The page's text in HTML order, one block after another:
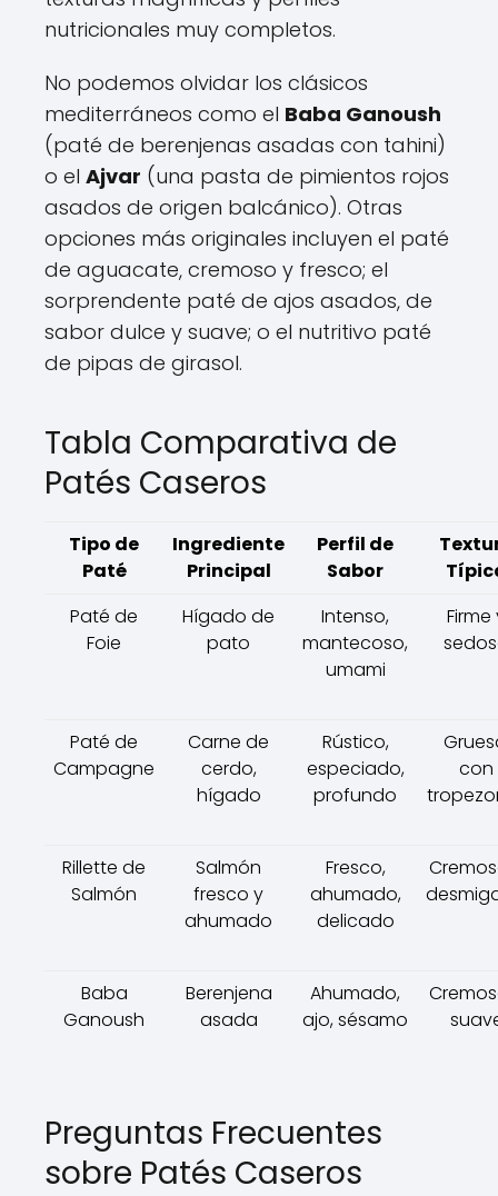
nutricionales muy completos.
No podemos olvidar los clásicos
mediterráneos como el Baba Ganoush
(paté de berenjenas asadas con tahini)
o el Ajvar (una pasta de pimientos rojos
asados de origen balcánico). Otras
opciones más originales incluyen el paté
de aguacate, cremoso y fresco; el
sorprendente paté de ajos asados, de
sabor dulce y suave; o el nutritivo paté
de pipas de girasol.
Tabla Comparativa de
Patés Caseros
Tipo de
Paté
Ingrediente
Principal
Perfil de
Sabor
Paté de
Foie
Hígado de
pato
Intenso,
mantecoso,
umami
Firme
Paté de
Campagne
Carne de
cerdo,
hígado
Rústico,
especiado,
profundo
con
Rillette de
Salmón
Salmón
fresco y
ahumado
Fresco,
ahumado,
delicado
Baba
Ganoush
Berenjena
asada
Ahumado,
ajo, sésamo
Preguntas Frecuentes
sobre Patés Caseros